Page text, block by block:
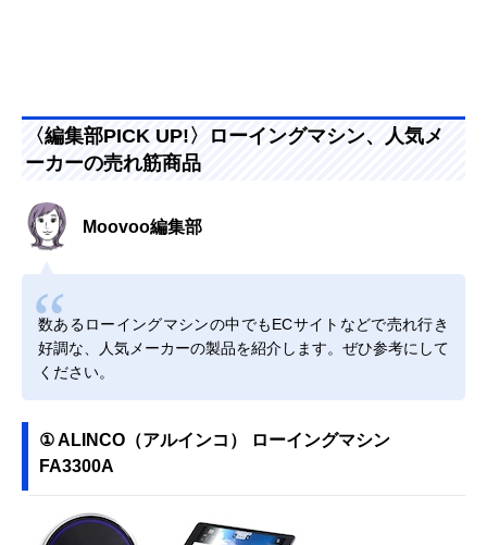
〈編集部PICK UP!〉ローイングマシン、人気メ
ーカーの売れ筋商品
Moovoo編集部
数あるローイングマシンの中でもECサイトなどで売れ行き
好調な、人気メーカーの製品を紹介します。ぜひ参考にして
ください。
① ALINCO（アルインコ） ローイングマシン
FA3300A